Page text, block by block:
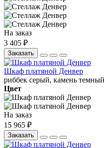
На заказ
3 405 ₽
Заказать
Шкаф платяной Денвер
риббек серый, камень темный
Цвет
На заказ
15 965 ₽
Заказать